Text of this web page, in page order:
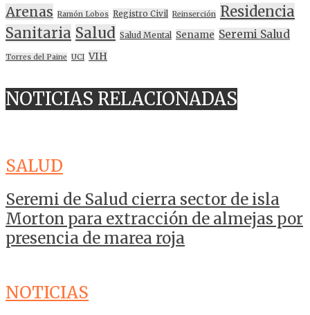
Arenas Ramón Lobos Registro Civil Reinserción Residencia
Sanitaria Salud Salud Mental Sename Seremi Salud
Torres del Paine UCI VIH
NOTICIAS RELACIONADAS
SALUD
Seremi de Salud cierra sector de isla
Morton para extracción de almejas por
presencia de marea roja
NOTICIAS